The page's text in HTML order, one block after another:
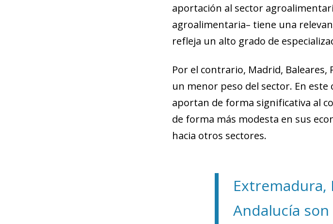
aportación al sector
agroalimentaria– tiene una
refleja un alto grado de
Por el contrario, Madrid, Baleares,
un menor peso del sector. En este
aportan de forma significativa al
de forma más modesta en sus
hacia otros sectores.
Extremadura,
Andalucía